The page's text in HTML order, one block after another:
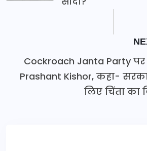
Cockroach Janta Party
Prashant Kishor, कहा-
लिए चिंता का